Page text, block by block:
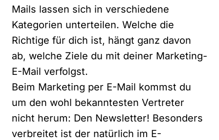
Mails lassen sich in verschiedene
Kategorien unterteilen. Welche die
Richtige für dich ist, hängt ganz davon
ab, welche Ziele du mit deiner Marketing-
E-Mail verfolgst.
Beim Marketing per E-Mail kommst du
um den wohl bekanntesten Vertreter
nicht herum: Den Newsletter! Besonders
verbreitet ist der natürlich im E-